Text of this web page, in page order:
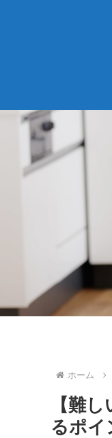
ホーム
【難
るポイ